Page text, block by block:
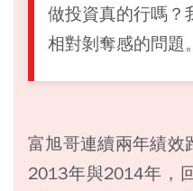
做投資真的行嗎？
相對剝奪感的問題。
富旭哥連續兩年績效
2013年與2014年，